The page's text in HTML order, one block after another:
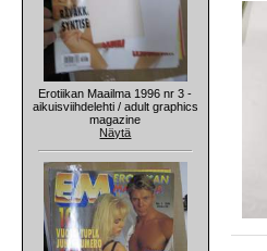
Erotiikan Maailma 1996 nr 3 -
aikuisviihdelehti / adult graphics
magazine
Näytä